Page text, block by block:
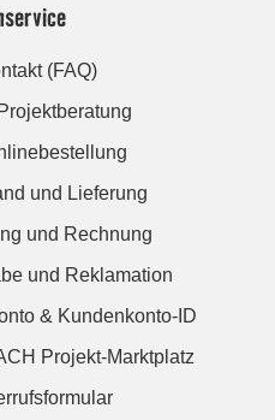
(FAQ)
und Lieferung
und Rechnung
und Reklamation
& Kundenkonto-ID
Projekt-Marktplatz